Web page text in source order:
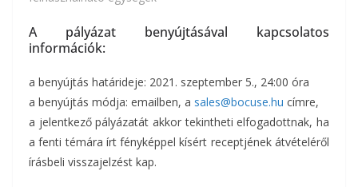
A pályázat benyújtásával kapcsolatos
információk:
a benyújtás határideje: 2021. szeptember 5., 24:00 óra
a benyújtás módja: emailben, a sales@bocuse.hu címre,
a jelentkező pályázatát akkor tekintheti elfogadottnak, ha
a fenti témára írt fényképpel kísért receptjének átvételéről
írásbeli visszajelzést kap.